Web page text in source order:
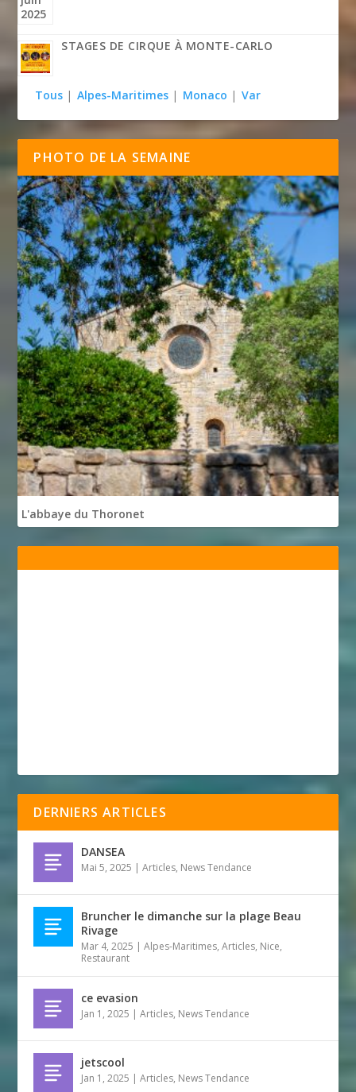
STAGES DE CIRQUE À MONTE-CARLO
Tous | Alpes-Maritimes | Monaco | Var
PHOTO DE LA SEMAINE
L'abbaye du Thoronet
DERNIERS ARTICLES
DANSEA
Mai 5, 2025 |Articles, News Tendance
Bruncher le dimanche sur la plage Beau
Rivage
Mar 4, 2025 |Alpes-Maritimes,Articles, Nice,
Restaurant
ce evasion
Jan 1, 2025 |Articles, News Tendance
jetscool
Jan 1, 2025 |Articles, News Tendance